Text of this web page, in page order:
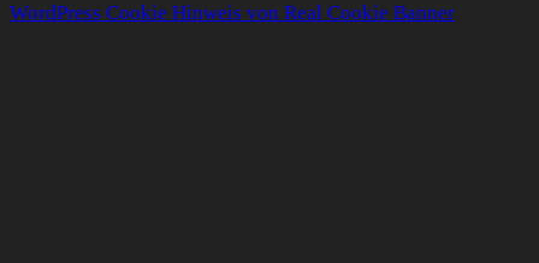
WordPress Cookie Hinweis von Real Cookie Banner